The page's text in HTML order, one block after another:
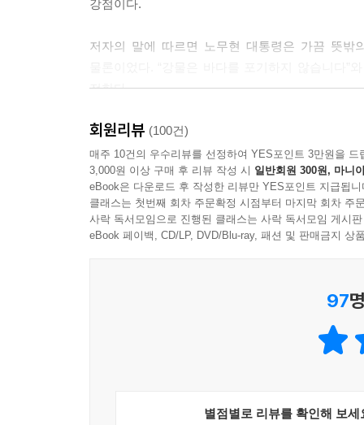
한국어에서는 마지막 서술어 부분을 통일시키는
듣는 이와의 호흡은 공감의 토대를 마련한다는
모두가 소통을 위한 노력이었다. 2004년 말에는
서 어떤 교민이 ‘자이툰 부대를 방문하는 게 어떻
다.--- p.238
나의 문체는 담백한 것과는 상당한 거리가 있었다
양’이나 ‘대지’도 자주 등장하고, ‘역사의 물줄기’,
던 것이었다. 하지만 내 원고의 첫머리를 보고 나
라는 것이었다. 그로부터 그가 대통령 후보가 되
강점이다.
저자의 말에 따르면 노무현 대통령은 가끔 뜻
전한다.
“이런 아내를 버려야겠습니까? 그러면 대통령 자
돌파하는 발언이었다. 이 한마디로 당시 정치권은
사례와 함께 감성적 언어를 말하기의 시작과 끝에
또한 “기분 나쁜 대통령의 시대는 제가 끝내겠
깊게 표현하기 위해 새로운 어휘와 비유, 이해하
이 책은 관리자 이상의 리더는 물론이고 프레젠
마음을 움직일 수 있는지 배울 수 있을 것이다.
회원리뷰 (100건)
매주 10건의 우수리뷰를 선정하여 YES포인트 3만원을 드
3,000원 이상 구매 후 리뷰 작성 시 일반회원 300원, 마니
eBook은 다운로드 후 작성한 리뷰만 YES포인트 지급됩니
클래스는 첫번째 회차 주문확정 시점부터 마지막 회차 주
사락 독서모임으로 진행된 클래스는 사락 독서모임 게시
eBook 페이백, CD/LP, DVD/Blu-ray, 패션 및 판매금지 상
97
별점별로 리뷰를 확인해 보세